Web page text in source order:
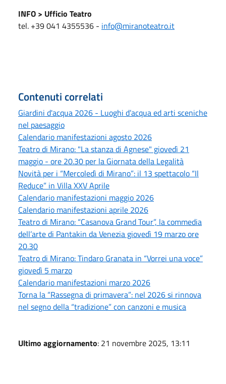
INFO > Ufficio Teatro
tel. +39 041 4355536 - info@miranoteatro.it
Contenuti correlati
Giardini d'acqua 2026 - Luoghi d’acqua ed arti sceniche
nel paesaggio
Calendario manifestazioni agosto 2026
Teatro di Mirano: "La stanza di Agnese" giovedì 21
maggio - ore 20.30 per la Giornata della Legalità
Novità per i “Mercoledì di Mirano”: il 13 spettacolo “Il
Reduce” in Villa XXV Aprile
Calendario manifestazioni maggio 2026
Calendario manifestazioni aprile 2026
Teatro di Mirano: “Casanova Grand Tour”, la commedia
dell’arte di Pantakin da Venezia giovedì 19 marzo ore
20.30
Teatro di Mirano: Tindaro Granata in “Vorrei una voce”
giovedì 5 marzo
Calendario manifestazioni marzo 2026
Torna la “Rassegna di primavera”: nel 2026 si rinnova
nel segno della “tradizione” con canzoni e musica
Ultimo aggiornamento: 21 novembre 2025, 13:11